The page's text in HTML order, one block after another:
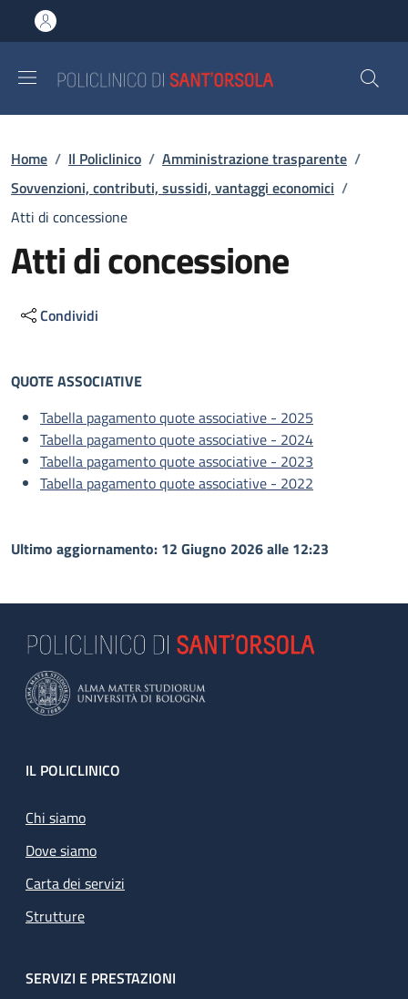
al contenuto principale
to footer content
Briciole di pane
Home / Il Policlinico / Amministrazione trasparente /
Sovvenzioni, contributi, sussidi, vantaggi economici /
Atti di concessione
Atti di concessione
Condividi
Descrizione
QUOTE ASSOCIATIVE
Tabella pagamento quote associative - 2025
Tabella pagamento quote associative - 2024
Tabella pagamento quote associative - 2023
Tabella pagamento quote associative - 2022
Ultimo aggiornamento: 12 Giugno 2026 alle 12:23
Footer
IL POLICLINICO
Chi siamo
Dove siamo
Carta dei servizi
Strutture
SERVIZI E PRESTAZIONI